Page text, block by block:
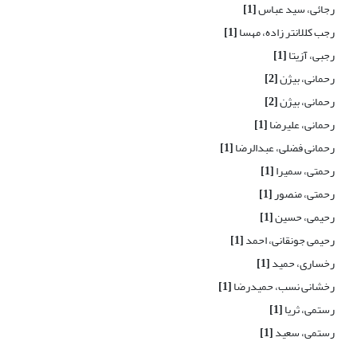
رجائی، سید عباس[1]
رجب کللانتر زاده، مهسا[1]
رجبی، آزیتا[1]
رحمانی، بیژن[2]
رحمانی، بیژن[2]
رحمانی، علیرضا[1]
رحمانی فضلی، عبدالرضا[1]
رحمتی، سمیرا[1]
رحمتی، منصور[1]
رحیمی، حسین[1]
رحیمی جونقانی، احمد[1]
رخساری، حمید[1]
رخشانی نسب، حمیدرضا[1]
رستمی، ثریا[1]
رستمی، سعید[1]